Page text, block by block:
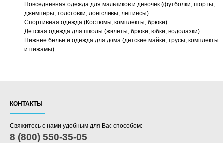
Повседневная одежда для мальчиков и девочек (футболки, шорты,
джемперы, толстовки, лонгсливы, леггинсы)
Спортивная одежда (Костюмы, комплекты, брюки)
Детская одежда для школы (жилеты, брюки, юбки, водолазки)
Нижнее белье и одежда для дома (детские майки, трусы, комплекты
и пижамы)
КОНТАКТЫ
Свяжитесь с нами удобным для Вас способом:
8 (800) 550-35-05